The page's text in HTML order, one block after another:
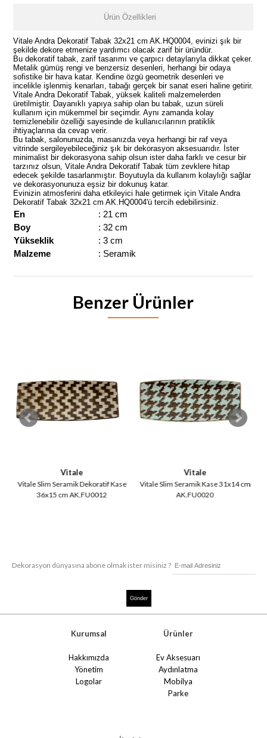
Ürün Özellikleri
Vitale Andra Dekoratif Tabak 32x21 cm AK.HQ0004, evinizi şık bir
şekilde dekore etmenize yardımcı olacak zarif bir üründür.
Bu dekoratif tabak, zarif tasarımı ve çarpıcı detaylarıyla dikkat çeker.
Metalik gümüş rengi ve benzersiz desenleri, herhangi bir odaya
sofistike bir hava katar. Kendine özgü geometrik desenleri ve
incelikle işlenmiş kenarları, tabağı gerçek bir sanat eseri haline getirir.
Vitale Andra Dekoratif Tabak, yüksek kaliteli malzemelerden
üretilmiştir. Dayanıklı yapıya sahip olan bu tabak, uzun süreli
kullanım için mükemmel bir seçimdir. Aynı zamanda kolay
temizlenebilir özelliği sayesinde de kullanıcılarının pratiklik
ihtiyaçlarına da cevap verir.
Bu tabak, salonunuzda, masanızda veya herhangi bir raf veya
vitrinde sergileyebileceğiniz şık bir dekorasyon aksesuarıdır. İster
minimalist bir dekorasyona sahip olsun ister daha farklı ve cesur bir
tarzınız olsun, Vitale Andra Dekoratif Tabak tüm zevklere hitap
edecek şekilde tasarlanmıştır. Boyutuyla da kullanım kolaylığı sağlar
ve dekorasyonunuza eşsiz bir dokunuş katar.
Evinizin atmosferini daha etkileyici hale getirmek için Vitale Andra
Dekoratif Tabak 32x21 cm AK.HQ0004'ü tercih edebilirsiniz.
En
: 21 cm
Boy
: 32 cm
Yükseklik
: 3 cm
Malzeme
: Seramik
Benzer Ürünler
Vitale
Vitale Slim Seramik Dekoratif Kase
36x15 cm AK.FU0012
Vitale
Vitale Slim Seramik Kase 31x14 cm
AK.FU0020
Dekorasyon dünyasına abone olmak ister misiniz ?
Kurumsal
Hakkımızda
Yönetim
Logolar
Ürünler
Ev Aksesuarı
Aydınlatma
Mobilya
Parke